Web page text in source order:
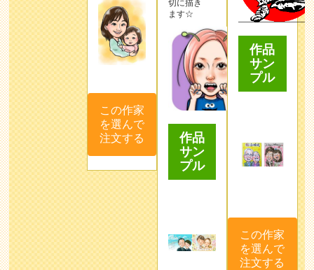
この作家
を選んで
注文する
切に描き
ます☆
作品
サン
プル
作品
サン
プル
この作家
を選んで
注文する